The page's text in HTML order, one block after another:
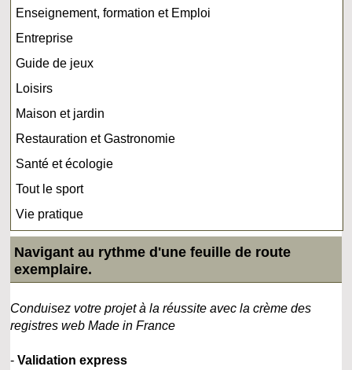
Enseignement, formation et Emploi
Entreprise
Guide de jeux
Loisirs
Maison et jardin
Restauration et Gastronomie
Santé et écologie
Tout le sport
Vie pratique
Navigant au rythme d'une feuille de route
exemplaire.
Conduisez votre projet à la réussite avec la crème des
registres web Made in France
-Validation express